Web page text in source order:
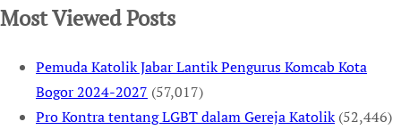
Most Viewed Posts
Pemuda Katolik Jabar Lantik Pengurus Komcab Kota
Bogor 2024-2027 (57,017)
Pro Kontra tentang LGBT dalam Gereja Katolik (52,446)